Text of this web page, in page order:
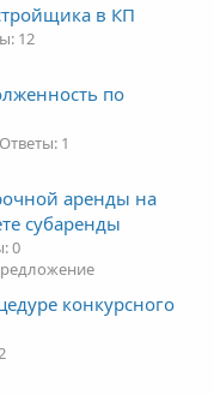
в КП
12
по
Ответы: 1
аренды на
субаренды
0
конкурсного